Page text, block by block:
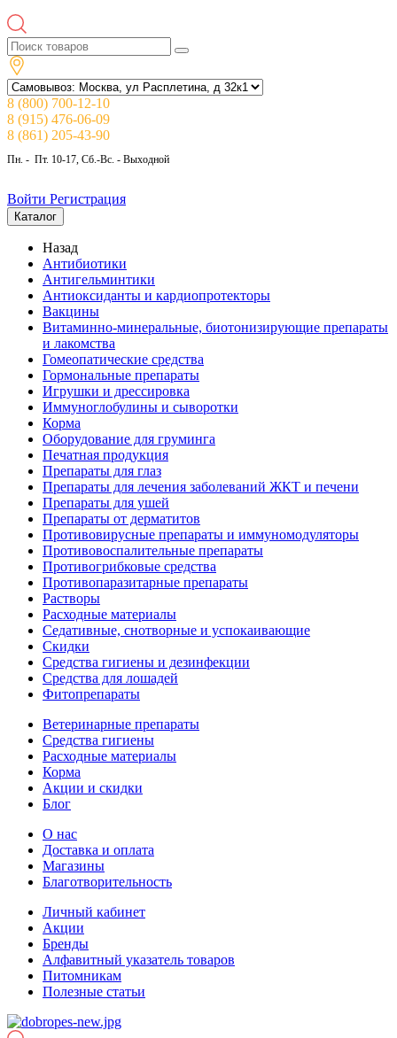
8 (800) 700-12-10
8 (915) 476-06-09
8 (861) 205-43-90
Пн. - Пт. 10-17, Сб.-Вс. - Выходной
Войти Регистрация
Каталог
Назад
Антибиотики
Антигельминтики
Антиоксиданты и кардиопротекторы
Вакцины
Витаминно-минеральные, биотонизирующие препараты
и лакомства
Гомеопатические средства
Гормональные препараты
Игрушки и дрессировка
Иммуноглобулины и сыворотки
Корма
Оборудование для груминга
Печатная продукция
Препараты для глаз
Препараты для лечения заболеваний ЖКТ и печени
Препараты для ушей
Препараты от дерматитов
Противовирусные препараты и иммуномодуляторы
Противовоспалительные препараты
Противогрибковые средства
Противопаразитарные препараты
Растворы
Расходные материалы
Седативные, снотворные и успокаивающие
Скидки
Средства гигиены и дезинфекции
Средства для лошадей
Фитопрепараты
Ветeринарные препараты
Средства гигиены
Расходные материалы
Корма
Акции и скидки
Блог
О нас
Доставка и оплата
Магазины
Благотворительность
Личный кабинет
Акции
Бренды
Алфавитный указатель товаров
Питомникам
Полезные статьи